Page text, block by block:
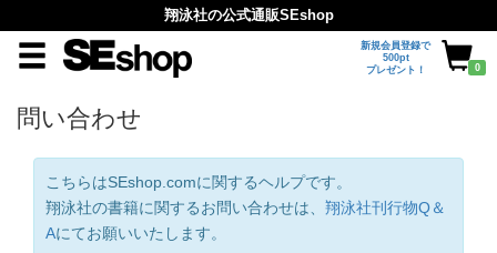
翔泳社の公式通販SEshop
新規会員登録で
500pt
プレゼント！
0
問い合わせ
こちらはSEshop.comに関するヘルプです。
翔泳社の書籍に関するお問い合わせは、 翔泳社刊行物Q＆
Aにてお願いいたします。